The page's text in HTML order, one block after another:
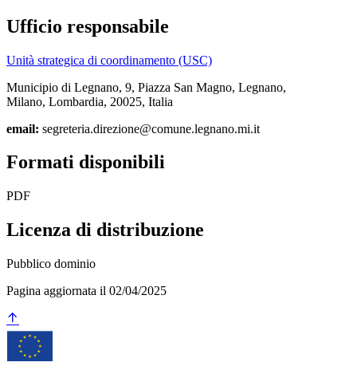
Ufficio responsabile
Unità strategica di coordinamento (USC)
Municipio di Legnano, 9, Piazza San Magno, Legnano,
Milano, Lombardia, 20025, Italia
email: segreteria.direzione@comune.legnano.mi.it
Formati disponibili
PDF
Licenza di distribuzione
Pubblico dominio
Pagina aggiornata il 02/04/2025